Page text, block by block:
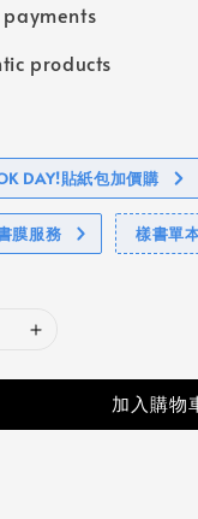
payments
products
DAY!貼紙包加價購
膜服務 樣書單
加入購物